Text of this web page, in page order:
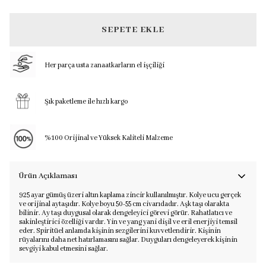
SEPETE EKLE
Her parça usta zanaatkarların el işçiliği
Şık paketleme ile hızlı kargo
%100 Orijinal ve Yüksek Kaliteli Malzeme
Ürün Açıklaması
925 ayar gümüş üzeri altın kaplama zincir kullanılmıştır. Kolye ucu gerçek
ve orijinal aytaşıdır. Kolye boyu 50-55 cm civarıdadır. Aşk taşı olarakta
bilinir. Ay taşı duygusal olarak dengeleyici görevi görür. Rahatlatıcı ve
sakinleştirici özelliği vardır. Yin ve yang yani dişil ve eril enerjiyi temsil
eder. Spiritüel anlamda kişinin sezgilerini kuvvetlendirir. Kişinin
rüyalarını daha net hatırlamasını sağlar. Duyguları dengeleyerek kişinin
sevgiyi kabul etmesini sağlar.